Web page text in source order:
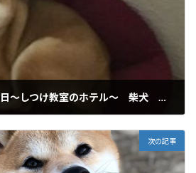
お泊まり報告☆2月25日～しつけ教室のホテル～ 柴犬 一宮市からご利用いただいてます♪
次の記事